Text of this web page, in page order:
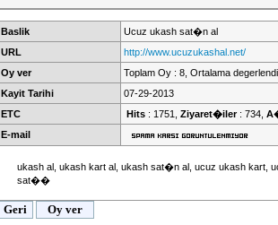
Baslik
Ucuz ukash sat�n al
URL
http://www.ucuzukashal.net/
Oy ver
Toplam Oy : 8, Ortalama
Kayit Tarihi
07-29-2013
ETC
Hits : 1751, Ziyaret�iler: 734,
E-mail
ukash al, ukash kart al, ukash sat�n al, ucuz ukash kart,
sat��